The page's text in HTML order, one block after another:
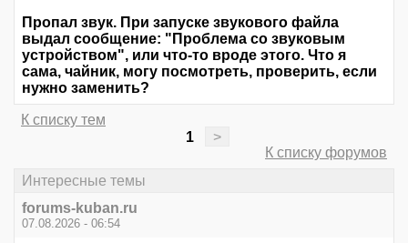
Пропал звук. При запуске звукового файла
выдал сообщение: "Проблема со звуковым
устройством", или что-то вроде этого. Что я
сама, чайник, могу посмотреть, проверить, если
нужно заменить?
К списку тем
1
>
К списку форумов
Интересные темы
forums-kuban.ru
07.08.2026 - 06:54